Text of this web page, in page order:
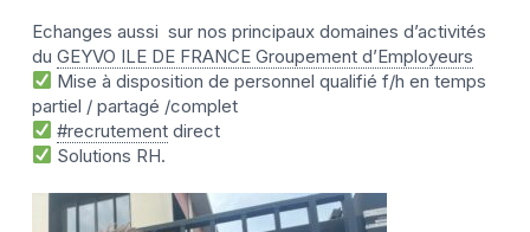
Echanges aussi sur nos principaux domaines d’activités
du GEYVO ILE DE FRANCE Groupement d’Employeurs
Mise à disposition de personnel qualifié f/h en temps
partiel / partagé /complet
#recrutement direct
Solutions RH.